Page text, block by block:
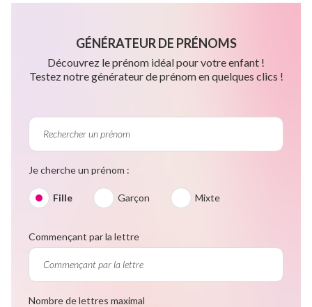
GÉNÉRATEUR DE PRÉNOMS
Découvrez le prénom idéal pour votre enfant !
Testez notre générateur de prénom en quelques clics !
Je cherche un prénom :
Fille Garçon Mixte
Commençant par la lettre
Nombre de lettres maximal